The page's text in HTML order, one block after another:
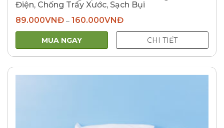
Điện, Chống Trầy Xước, Sạch Bụi
89.000VNĐ– 160.000VNĐ
MUA NGAY CHI TIẾT